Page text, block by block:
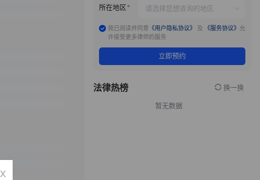
所在地区
我已阅读并同意 《用户隐私协议》 及 《服务协议》 允
许接受更多律师的服务
立即预约
法律热榜 换一换
暂无数据
x